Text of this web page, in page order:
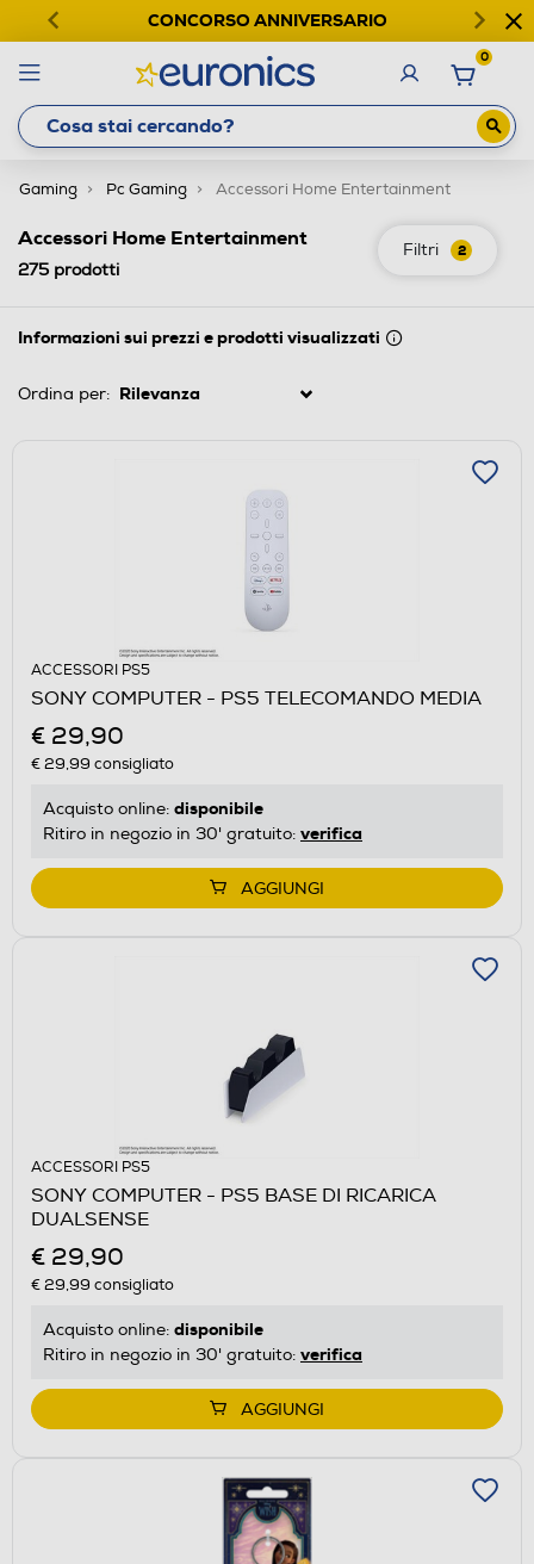
CONCORSO ANNIVERSARIO
0
Gaming Pc Gaming Accessori Home Entertainment
Filtri 2
Accessori Home Entertainment
275 prodotti
Informazioni sui prezzi e prodotti visualizzati
Ordina per:
ACCESSORI PS5
SONY COMPUTER - PS5 TELECOMANDO MEDIA
€ 29,90
€ 29,99 consigliato
Acquisto online: disponibile
Ritiro in negozio in 30' gratuito: verifica
AGGIUNGI
ACCESSORI PS5
SONY COMPUTER - PS5 BASE DI RICARICA
DUALSENSE
€ 29,90
€ 29,99 consigliato
Acquisto online: disponibile
Ritiro in negozio in 30' gratuito: verifica
AGGIUNGI